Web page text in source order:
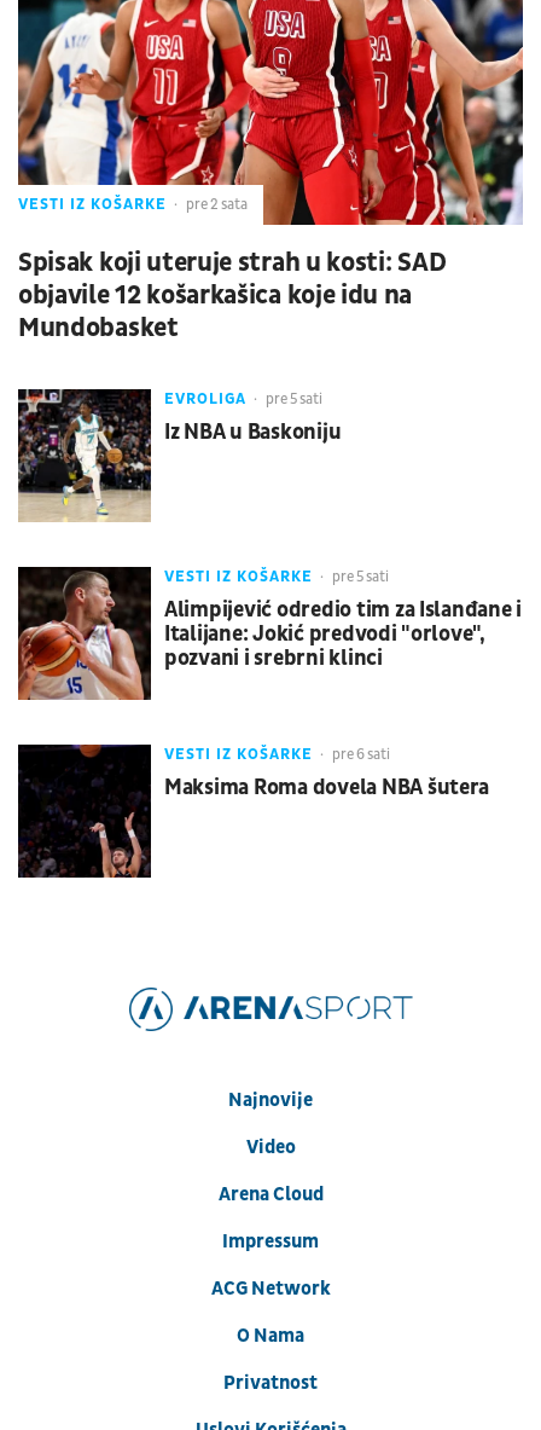
VESTI IZ KOŠARKE pre 2 sata
Spisak koji uteruje strah u kosti: SAD
objavile 12 košarkašica koje idu na
Mundobasket
EVROLIGA pre 5 sati
Iz NBA u Baskoniju
VESTI IZ KOŠARKE pre 5 sati
Alimpijević odredio tim za Islanđane i
Italijane: Jokić predvodi "orlove",
pozvani i srebrni klinci
VESTI IZ KOŠARKE pre 6 sati
Maksima Roma dovela NBA šutera
Najnovije
Video
Arena Cloud
Impressum
ACG Network
O Nama
Privatnost